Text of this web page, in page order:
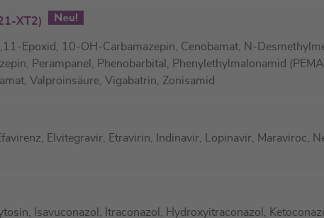
XT2)
Epoxid, 10-OH-Carbamazepin, Cenobamat, N-
Perampanel, Phenobarbital, Phenylethylmalonamid
Valproinsäure, Vigabatrin, Zonisamid
Elvitegravir, Etravirin, Indinavir, Lopinavir, Maraviroc,
Isavuconazol, Itraconazol, Hydroxyitraconazol,